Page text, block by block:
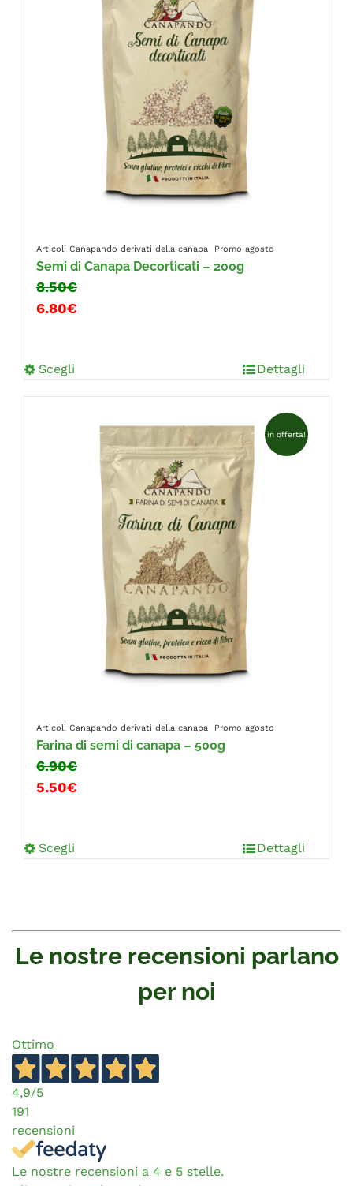
Articoli Canapando derivati della canapa Promo agosto
Semi di Canapa Decorticati – 200g
8.50€
6.80€
Scegli Dettagli
in offerta!
Articoli Canapando derivati della canapa Promo agosto
Farina di semi di canapa – 500g
6.90€
5.50€
Scegli Dettagli
Le nostre recensioni parlano
per noi
Ottimo
4,9/5
191
recensioni
Le nostre recensioni a 4 e 5 stelle.